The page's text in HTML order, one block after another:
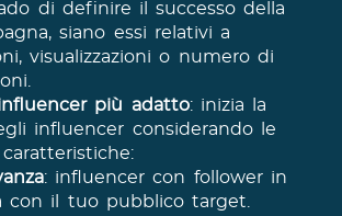
di definire il successo della
siano essi relativi a
visualizzazioni o numero di
più adatto: inizia la
influencer considerando le
: influencer con follower in
con il tuo pubblico target.